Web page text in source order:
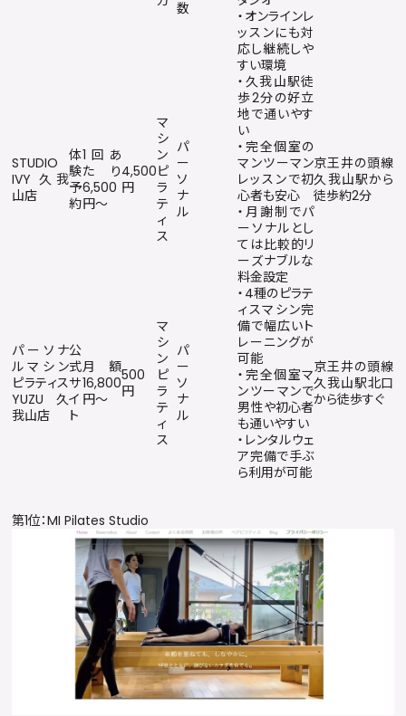
数
・オンラインレ
ッスンにも対
応し継続しや
すい環境
STUDIO
IVY 久我
山店
体
験
予
約
1回あ
たり
6,500
円〜
4,500
円
マ
シ
ン
ピ
ラ
テ
ィ
ス
パ
ー
ソ
ナ
ル
・久我山駅徒
歩2分の好立
地で通いやす
い
・完全個室の
マンツーマン
レッスンで初
心者も安心
・月謝制でパ
ーソナルとし
ては比較的リ
ーズナブルな
料金設定
京王井の頭線
久我山駅から
徒歩約2分
パーソナ
ルマシン
ピラティス
YUZU 久
我山店
公
式
サ
イ
ト
月額
16,800
円〜
500
円
マ
シ
ン
ピ
ラ
テ
ィ
ス
パ
ー
ソ
ナ
ル
・4種のピラテ
ィスマシン完
備で幅広いト
レーニングが
可能
・完全個室マ
ンツーマンで
男性や初心者
も通いやすい
・レンタルウェ
ア完備で手ぶ
ら利用が可能
京王井の頭線
久我山駅北口
から徒歩すぐ
第1位：MI Pilates Studio